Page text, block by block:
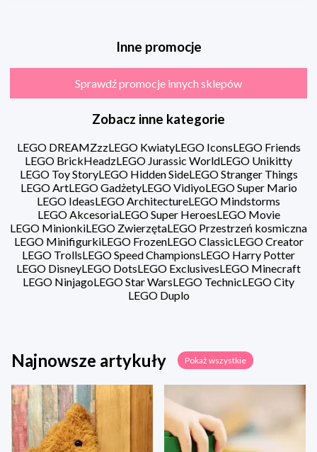
Inne promocje
Sprawdź promocje innych sklepów
Zobacz inne kategorie
LEGO DREAMZzzLEGO KwiatyLEGO IconsLEGO Friends
LEGO BrickHeadzLEGO Jurassic WorldLEGO Unikitty
LEGO Toy StoryLEGO Hidden SideLEGO Stranger Things
LEGO ArtLEGO GadżetyLEGO VidiyoLEGO Super Mario
LEGO IdeasLEGO ArchitectureLEGO Mindstorms
LEGO AkcesoriaLEGO Super HeroesLEGO Movie
LEGO MinionkiLEGO ZwierzętaLEGO Przestrzeń kosmiczna
LEGO MinifigurkiLEGO FrozenLEGO ClassicLEGO Creator
LEGO TrollsLEGO Speed ChampionsLEGO Harry Potter
LEGO DisneyLEGO DotsLEGO ExclusivesLEGO Minecraft
LEGO NinjagoLEGO Star WarsLEGO TechnicLEGO City
LEGO Duplo
Najnowsze artykuły Pokaż wszystkie